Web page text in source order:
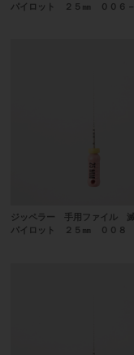
パイロット ２５㎜ ００６－
ジッペラー 手用ファイル
パイロット ２５㎜ ００８